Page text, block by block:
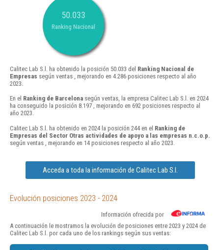
50.033
Ranking Nacional
Calitec Lab S.l. ha obtenido la posición 50.033 del Ranking Nacional de
Empresas según ventas , mejorando en 4.286 posiciones respecto al año
2023.
En el Ranking de Barcelona según ventas, la empresa Calitec Lab S.l. en 2024
ha conseguido la posición 8.197 , mejorando en 692 posiciones respecto al
año 2023.
Calitec Lab S.l. ha obtenido en 2024 la posición 244 en el Ranking de
Empresas del Sector Otras actividades de apoyo a las empresas n.c.o.p.
según ventas , mejorando en 14 posiciones respecto al año 2023.
Acceda a toda la información de Calitec Lab S.l.
Evolución posiciones 2023 - 2024
Información ofrecida por
A continuación le mostramos la evolución de posiciones entre 2023 y 2024 de
Calitec Lab S.l. por cada uno de los rankings según sus ventas: